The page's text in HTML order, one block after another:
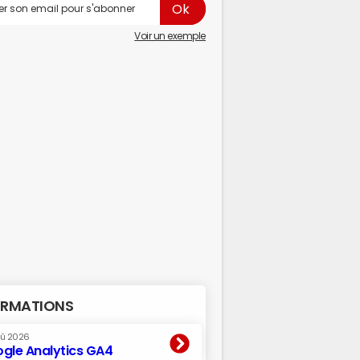
Voir un exemple
2026
Analytics GA4